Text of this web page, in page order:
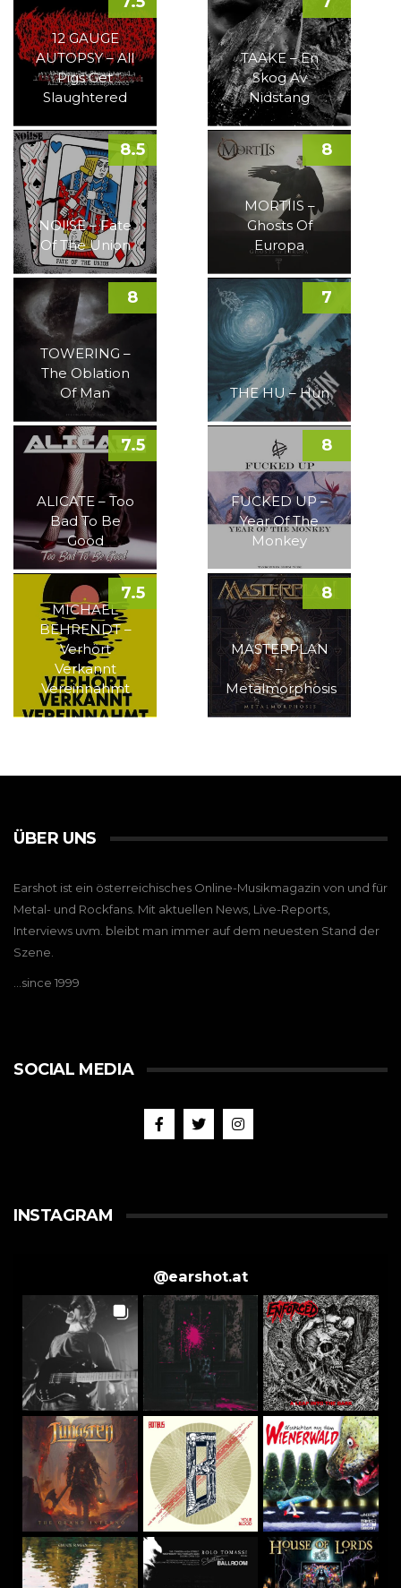
12 GAUGE
AUTOPSY – All
Pigs Get
Slaughtered
TAAKE – En
Skog Av
Nidstang
NOI!SE – Fate
Of The Union
8.5
MORTIIS –
Ghosts Of
Europa
8
TOWERING –
The Oblation
Of Man
8
THE HU – Hun
7
ALICATE – Too
Bad To Be
Good
7.5
FUCKED UP –
Year Of The
Monkey
8
MICHAEL
BEHRENDT –
Verhört
Verkannt
Vereinnahmt
7.5
MASTERPLAN
–
Metalmorphosis
8
ÜBER UNS
Earshot ist ein österreichisches Online-Musikmagazin von und für
Metal- und Rockfans. Mit aktuellen News, Live-Reports,
Interviews uvm. bleibt man immer auf dem neuesten Stand der
Szene.
…since 1999
SOCIAL MEDIA
INSTAGRAM
@earshot.at